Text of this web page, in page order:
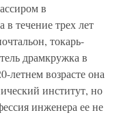
в
течение трех лет
токарь-
драмкружка в
летнем возрасте она
институт, но
инженера ее не